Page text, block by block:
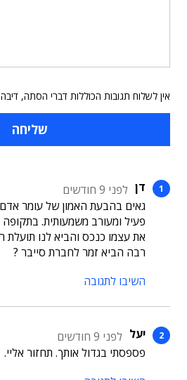
אין לשלוח תגובות הכוללות דברי הסתה,
דן לפני 9 חודשים
גאים בהבעת האמון של עומר
פעיל ומעורב משמעותית.
את עצמו כנכס והביא לנו תועלת
רבה הביא זמר לחברת סייבר ?
השיבו לתגובה
יעל לפני 9 חודשים
פספסתי בגדול אותך. תחזור אליי.